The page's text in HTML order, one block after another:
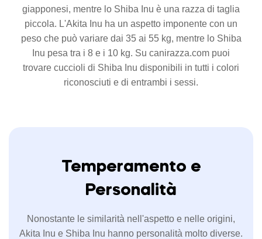
giapponesi, mentre lo Shiba Inu è una razza di taglia
piccola. L'Akita Inu ha un aspetto imponente con un
peso che può variare dai 35 ai 55 kg, mentre lo Shiba
Inu pesa tra i 8 e i 10 kg. Su canirazza.com puoi
trovare cuccioli di Shiba Inu disponibili in tutti i colori
riconosciuti e di entrambi i sessi.
Temperamento e
Personalità
Nonostante le similarità nell'aspetto e nelle origini,
Akita Inu e Shiba Inu hanno personalità molto diverse.